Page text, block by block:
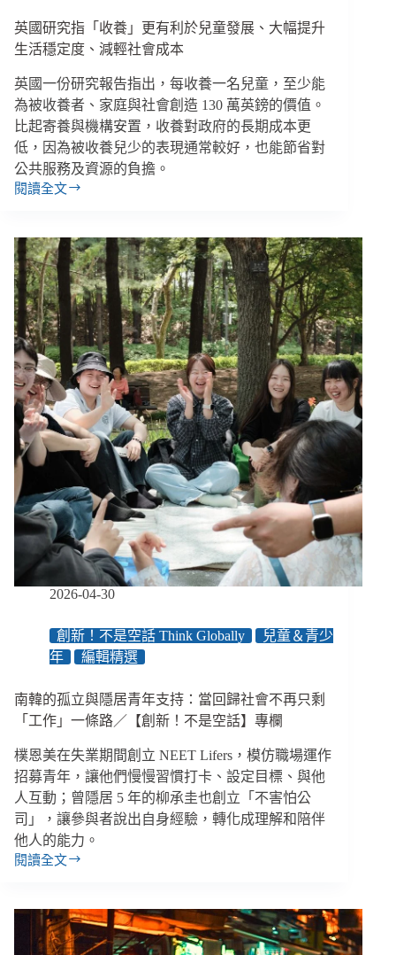
殘
酷
實
英國研究指「收養」更有利於兒童發展、大幅提升
生活穩定度、減輕社會成本
英國一份研究報告指出，每收養一名兒童，至少能
為被收養者、家庭與社會創造 130 萬英鎊的價值。
比起寄養與機構安置，收養對政府的長期成本更
低，因為被收養兒少的表現通常較好，也能節省對
公共服務及資源的負擔。
閱讀全文
英
究
指
「收
養」
更
有
利
於
兒
童
發
展、
大
幅
提
升
穩
會
成
2026-04-30
創新！不是空話 Think Globally
兒童＆青少
年
編輯精選
南韓的孤立與隱居青年支持：當回歸社會不再只剩
「工作」一條路／【創新！不是空話】專欄
樸恩美在失業期間創立 NEET Lifers，模仿職場運作
招募青年，讓他們慢慢習慣打卡、設定目標、與他
人互動；曾隱居 5 年的柳承圭也創立「不害怕公
司」，讓參與者說出自身經驗，轉化成理解和陪伴
他人的能力。
閱讀全文
南